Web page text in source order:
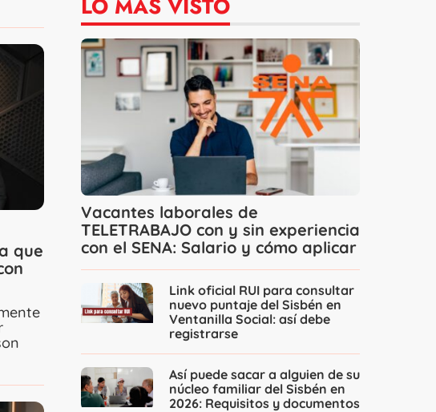
que
LO MÁS VISTO
Vacantes laborales de
TELETRABAJO con y sin experiencia
con el SENA: Salario y cómo aplicar
Link oficial RUI para consultar
nuevo puntaje del Sisbén en
Ventanilla Social: así debe
registrarse
Así puede sacar a alguien de su
núcleo familiar del Sisbén en
2026: Requisitos y documentos